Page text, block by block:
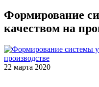
Формирование
качеством на
22 марта 2020